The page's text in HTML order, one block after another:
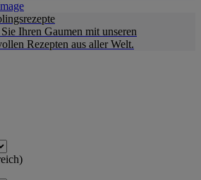
Ihren Gaumen mit unseren
Rezepten aus aller Welt.